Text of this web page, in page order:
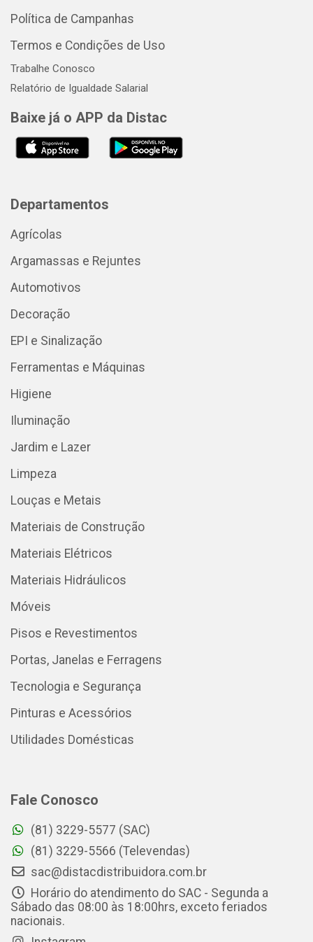
Política de Campanhas
Termos e Condições de Uso
Trabalhe Conosco
Relatório de Igualdade Salarial
Baixe já o APP da Distac
Departamentos
Agrícolas
Argamassas e Rejuntes
Automotivos
Decoração
EPI e Sinalização
Ferramentas e Máquinas
Higiene
Iluminação
Jardim e Lazer
Limpeza
Louças e Metais
Materiais de Construção
Materiais Elétricos
Materiais Hidráulicos
Móveis
Pisos e Revestimentos
Portas, Janelas e Ferragens
Tecnologia e Segurança
Pinturas e Acessórios
Utilidades Domésticas
Fale Conosco
(81) 3229-5577 (SAC)
(81) 3229-5566 (Televendas)
sac@distacdistribuidora.com.br
Horário do atendimento do SAC - Segunda a
Sábado das 08:00 às 18:00hrs, exceto feriados
nacionais.